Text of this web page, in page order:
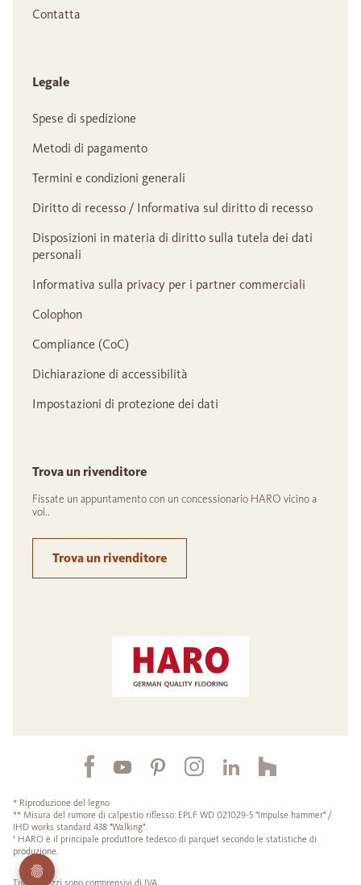
Contatta
Legale
Spese di spedizione
Metodi di pagamento
Termini e condizioni generali
Diritto di recesso / Informativa sul diritto di recesso
Disposizioni in materia di diritto sulla tutela dei dati
personali
Informativa sulla privacy per i partner commerciali
Colophon
Compliance (CoC)
Dichiarazione di accessibilità
Impostazioni di protezione dei dati
Trova un rivenditore
Fissate un appuntamento con un concessionario HARO vicino a
voi..
Trova un rivenditore
* Riproduzione del legno
** Misura del rumore di calpestio riflesso: EPLF WD 021029-5 "Impulse hammer" /
IHD works standard 438 "Walking".
¹ HARO è il principale produttore tedesco di parquet secondo le statistiche di
produzione.